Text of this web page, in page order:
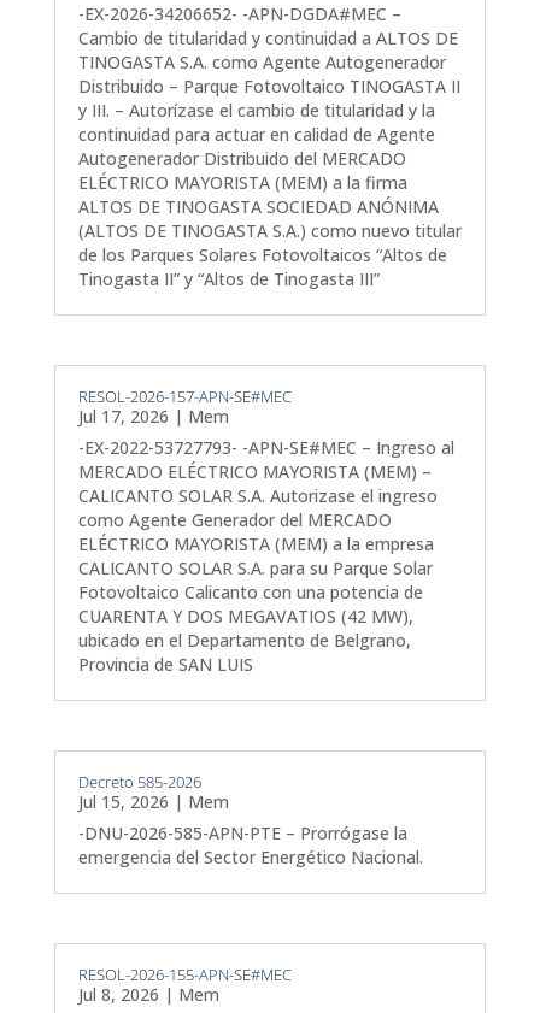
-EX-2026-34206652- -APN-DGDA#MEC –
Cambio de titularidad y continuidad a ALTOS DE
TINOGASTA S.A. como Agente Autogenerador
Distribuido – Parque Fotovoltaico TINOGASTA II
y III. – Autorízase el cambio de titularidad y la
continuidad para actuar en calidad de Agente
Autogenerador Distribuido del MERCADO
ELÉCTRICO MAYORISTA (MEM) a la firma
ALTOS DE TINOGASTA SOCIEDAD ANÓNIMA
(ALTOS DE TINOGASTA S.A.) como nuevo titular
de los Parques Solares Fotovoltaicos “Altos de
Tinogasta II” y “Altos de Tinogasta III”
RESOL-2026-157-APN-SE#MEC
Jul 17, 2026 | Mem
-EX-2022-53727793- -APN-SE#MEC – Ingreso al
MERCADO ELÉCTRICO MAYORISTA (MEM) –
CALICANTO SOLAR S.A. Autorizase el ingreso
como Agente Generador del MERCADO
ELÉCTRICO MAYORISTA (MEM) a la empresa
CALICANTO SOLAR S.A. para su Parque Solar
Fotovoltaico Calicanto con una potencia de
CUARENTA Y DOS MEGAVATIOS (42 MW),
ubicado en el Departamento de Belgrano,
Provincia de SAN LUIS
Decreto 585-2026
Jul 15, 2026 | Mem
-DNU-2026-585-APN-PTE – Prorrógase la
emergencia del Sector Energético Nacional.
RESOL-2026-155-APN-SE#MEC
Jul 8, 2026 | Mem